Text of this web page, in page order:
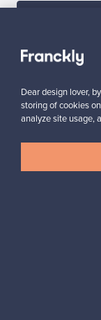
Aitoa
Dear design lover,
storing of cookies
analyze site usage,